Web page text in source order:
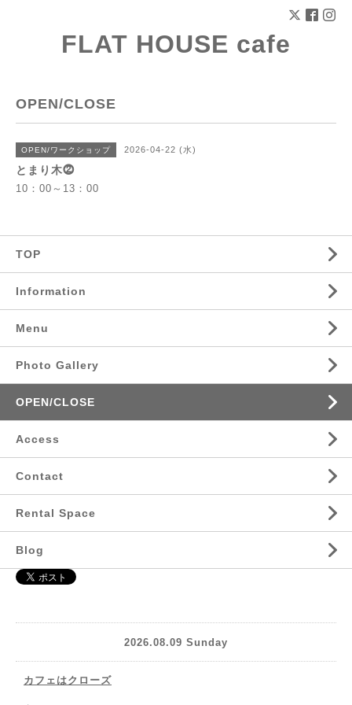
FLAT HOUSE cafe
OPEN/CLOSE
OPEN/ワークショップ 2026-04-22 (水)
とまり木⓶
10：00～13：00
TOP
Information
Menu
Photo Gallery
OPEN/CLOSE
Access
Contact
Rental Space
Blog
2026.08.09 Sunday
カフェはクローズ